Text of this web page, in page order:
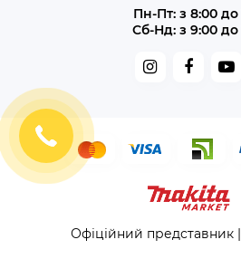
Пн-Пт: з 8:00 до
Сб-Нд: з 9:00 до
Офіційний представник